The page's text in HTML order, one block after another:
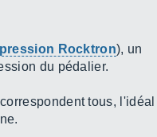
Rocktron), un
du pédalier.
tous, l'idéal